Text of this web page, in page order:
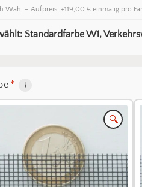
Wahl – Aufpreis: +119,00 € einmalig pro
Standardfarbe W1,
*
🔍